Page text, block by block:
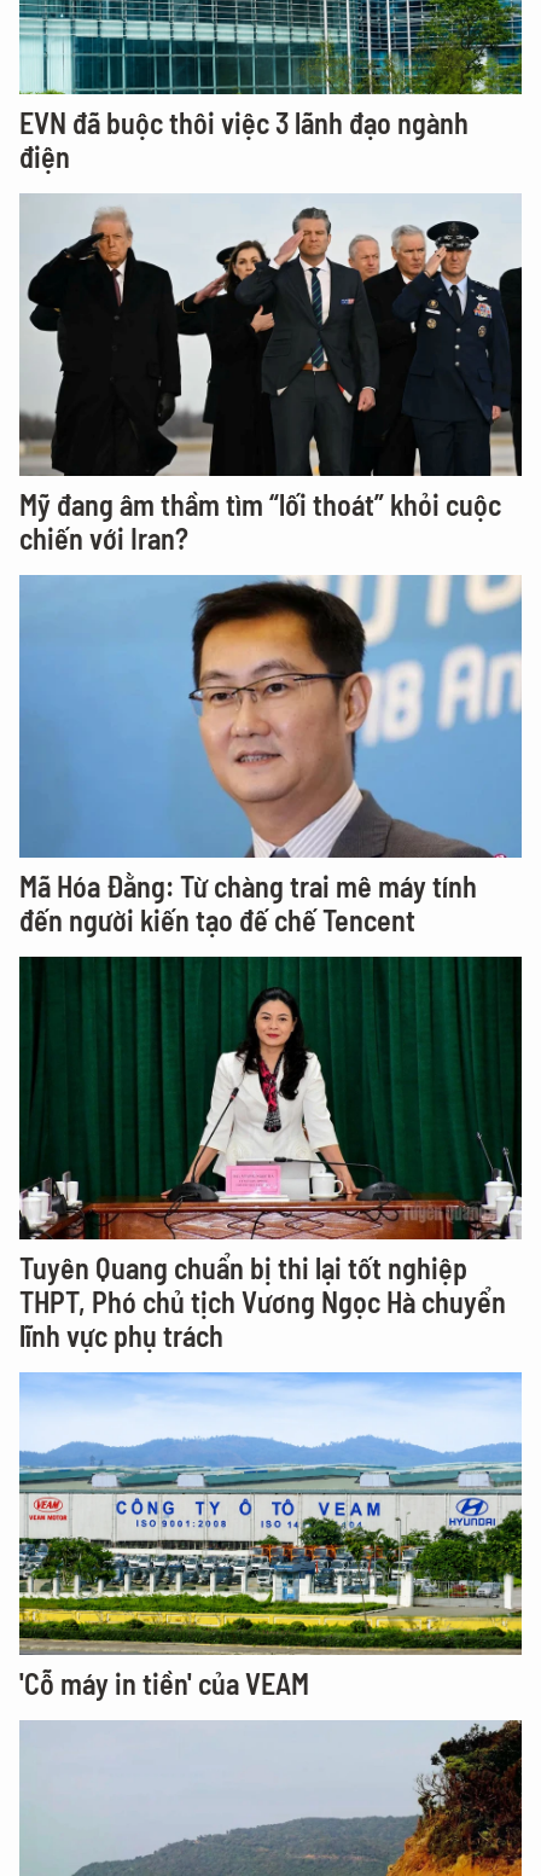
EVN đã buộc thôi việc 3 lãnh đạo ngành
điện
Mỹ đang âm thầm tìm “lối thoát” khỏi cuộc
chiến với Iran?
Mã Hóa Đằng: Từ chàng trai mê máy tính
đến người kiến tạo đế chế Tencent
Tuyên Quang chuẩn bị thi lại tốt nghiệp
THPT, Phó chủ tịch Vương Ngọc Hà chuyển
lĩnh vực phụ trách
'Cỗ máy in tiền' của VEAM